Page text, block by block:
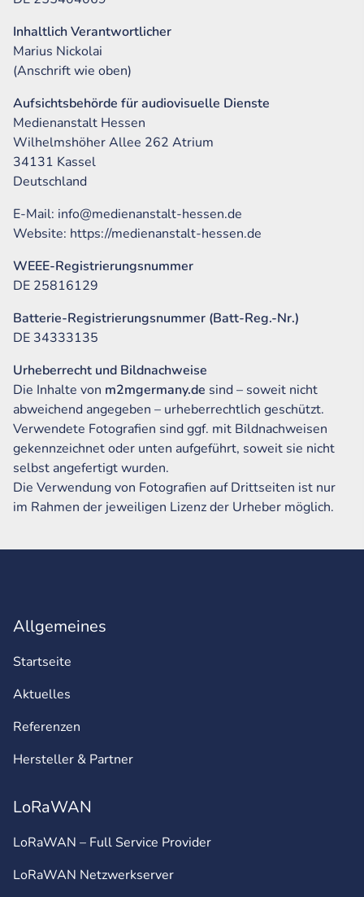
Inhaltlich Verantwortlicher
Marius Nickolai
(Anschrift wie oben)
Aufsichtsbehörde für audiovisuelle Dienste
Medienanstalt Hessen
Wilhelmshöher Allee 262 Atrium
34131 Kassel
Deutschland
E-Mail: info@medienanstalt-hessen.de
Website: https://medienanstalt-hessen.de
WEEE-Registrierungsnummer
DE 25816129
Batterie-Registrierungsnummer (Batt-Reg.-Nr.)
DE 34333135
Urheberrecht und Bildnachweise
Die Inhalte von m2mgermany.de sind – soweit nicht
abweichend angegeben – urheberrechtlich geschützt.
Verwendete Fotografien sind ggf. mit Bildnachweisen
gekennzeichnet oder unten aufgeführt, soweit sie nicht
selbst angefertigt wurden.
Die Verwendung von Fotografien auf Drittseiten ist nur
im Rahmen der jeweiligen Lizenz der Urheber möglich.
Allgemeines
Startseite
Aktuelles
Referenzen
Hersteller & Partner
LoRaWAN
LoRaWAN – Full Service Provider
LoRaWAN Netzwerkserver